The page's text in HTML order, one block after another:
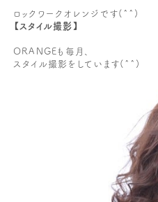
ロックワークオレンジです(^^)
【スタイル撮影】
ORANGEも毎月、
スタイル撮影をしています(^^)